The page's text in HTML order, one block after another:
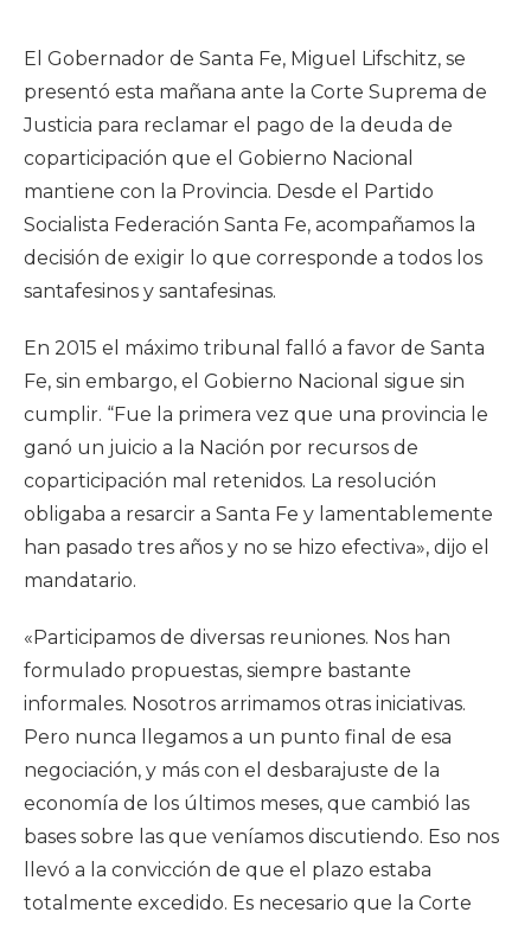
El Gobernador de Santa Fe, Miguel Lifschitz, se
presentó esta mañana ante la Corte Suprema de
Justicia para reclamar el pago de la deuda de
coparticipación que el Gobierno Nacional
mantiene con la Provincia. Desde el Partido
Socialista Federación Santa Fe, acompañamos la
decisión de exigir lo que corresponde a todos los
santafesinos y santafesinas.
En 2015 el máximo tribunal falló a favor de Santa
Fe, sin embargo, el Gobierno Nacional sigue sin
cumplir. “Fue la primera vez que una provincia le
ganó un juicio a la Nación por recursos de
coparticipación mal retenidos. La resolución
obligaba a resarcir a Santa Fe y lamentablemente
han pasado tres años y no se hizo efectiva», dijo el
mandatario.
«Participamos de diversas reuniones. Nos han
formulado propuestas, siempre bastante
informales. Nosotros arrimamos otras iniciativas.
Pero nunca llegamos a un punto final de esa
negociación, y más con el desbarajuste de la
economía de los últimos meses, que cambió las
bases sobre las que veníamos discutiendo. Eso nos
llevó a la convicción de que el plazo estaba
totalmente excedido. Es necesario que la Corte